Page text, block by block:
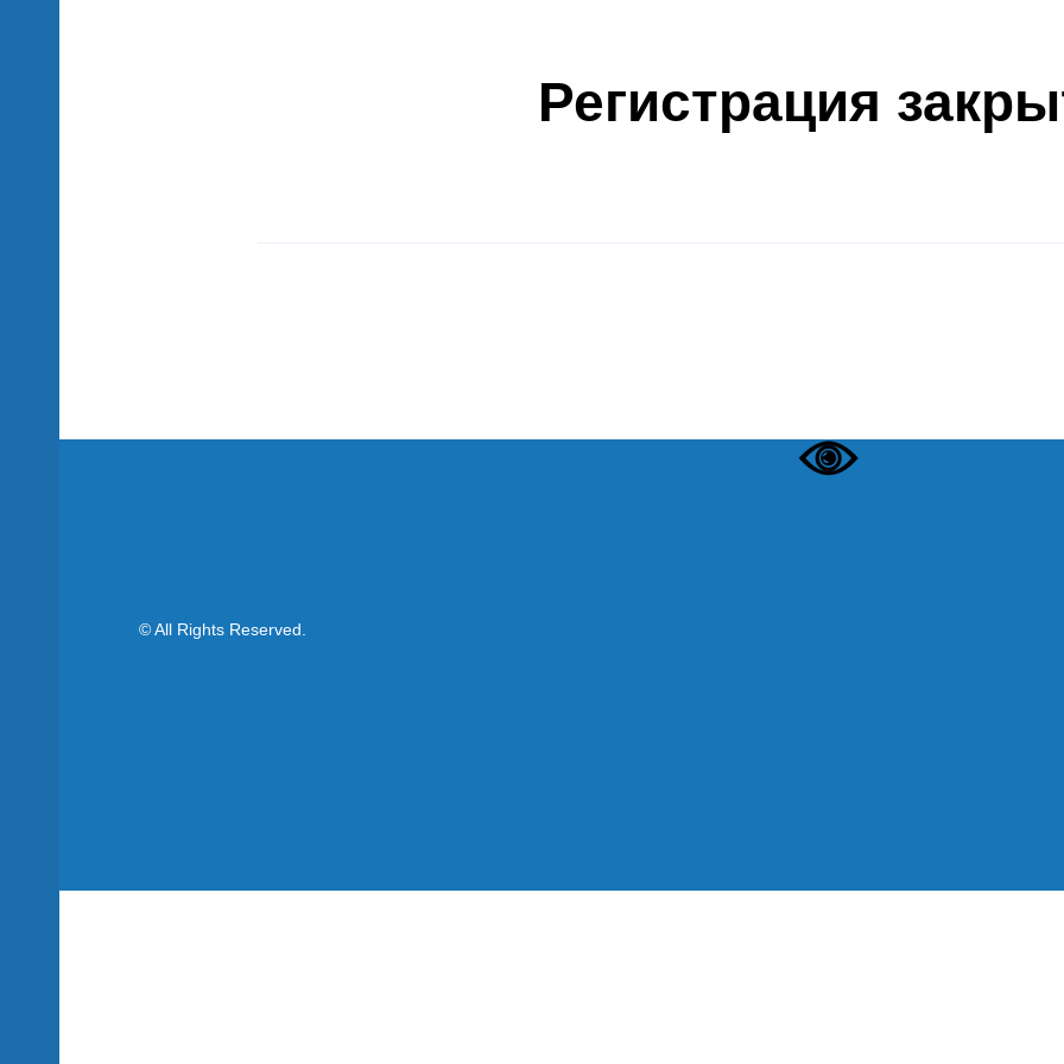
Регистрация
© All Rights Reserved.